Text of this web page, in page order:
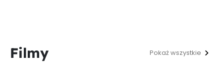
Filmy Pokaż wszystkie